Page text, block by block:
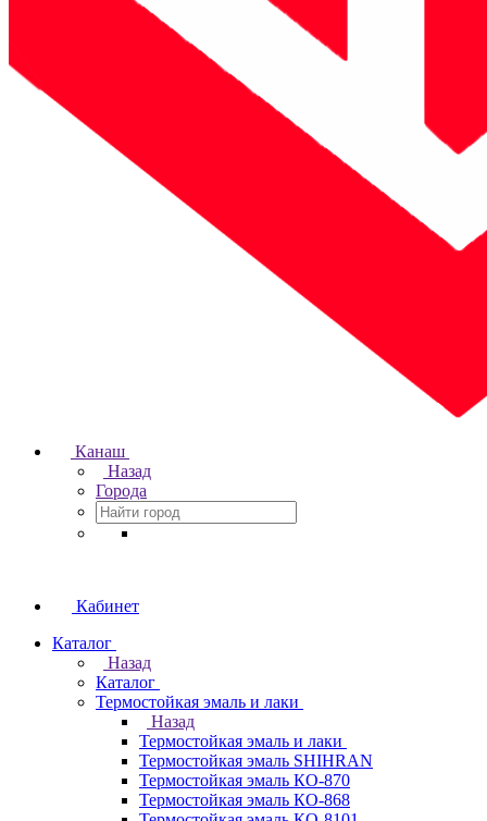
Канаш
Назад
Города
Кабинет
Каталог
Назад
Каталог
Термостойкая эмаль и лаки
Назад
Термостойкая эмаль и лаки
Термостойкая эмаль SHIHRAN
Термостойкая эмаль КО-870
Термостойкая эмаль КО-868